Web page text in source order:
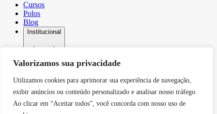
Valorizamos sua privacidade
Utilizamos cookies para aprimorar sua experiência de navegação,
exibir anúncios ou conteúdo personalizado e analisar nosso tráfego.
Ao clicar em “Aceitar todos”, você concorda com nosso uso de
Cursos
Polos
Blog
Institucional
Serviços
Conheça-nos
Política de Privacidade
Contato